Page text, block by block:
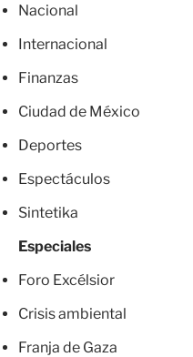
Nacional
Internacional
Finanzas
Ciudad de México
Deportes
Espectáculos
Sintetika
Especiales
Foro Excélsior
Crisis ambiental
Franja de Gaza